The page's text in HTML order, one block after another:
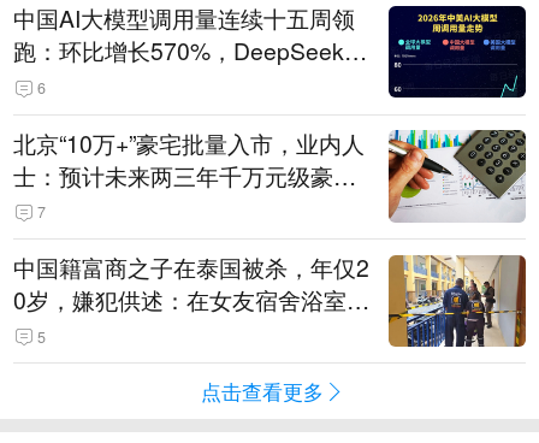
中国AI大模型调用量连续十五周领
跑：环比增长570%，DeepSeek-V
4-Flash正式版登顶！MiniMax M
3、阶跃星辰Step 3.7 Flash跌出榜
单
6
北京“10万+”豪宅批量入市，业内人
士：预计未来两三年千万元级豪宅
潜在供应达万套！谁在买单？
7
中国籍富商之子在泰国被杀，年仅2
0岁，嫌犯供述：在女友宿舍浴室发
现他，持刀询问身份时发生拉扯
5
点击查看更多